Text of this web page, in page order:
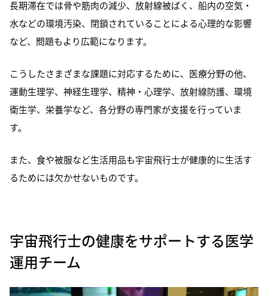
⻑期滞在では⾻や筋⾁の減少、放射線被ばく、船内の空気・
水などの環境汚染、閉鎖されていることによる心理的な影響
など、問題もより広範になります。
こうしたさまざまな課題に対応するために、医療分野の他、
運動生理学、神経生理学、精神・心理学、放射線防護、環境
衛生学、栄養学など、各分野の専門家が支援を行っていま
す。
また、食や被服など生活用品も宇宙飛行士が健康的に生活す
るためには欠かせないものです。
宇宙飛行士の健康をサポートする医学
運用チーム